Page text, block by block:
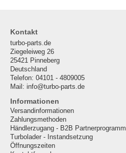
Kontakt
turbo-parts.de
Ziegeleiweg 26
25421 Pinneberg
Deutschland
Telefon: 04101 - 4809005
Mail: info@turbo-parts.de
Informationen
Versandinformationen
Zahlungsmethoden
Händlerzugang - B2B Partnerprogramm
Turbolader - Instandsetzung
Öffnungszeiten